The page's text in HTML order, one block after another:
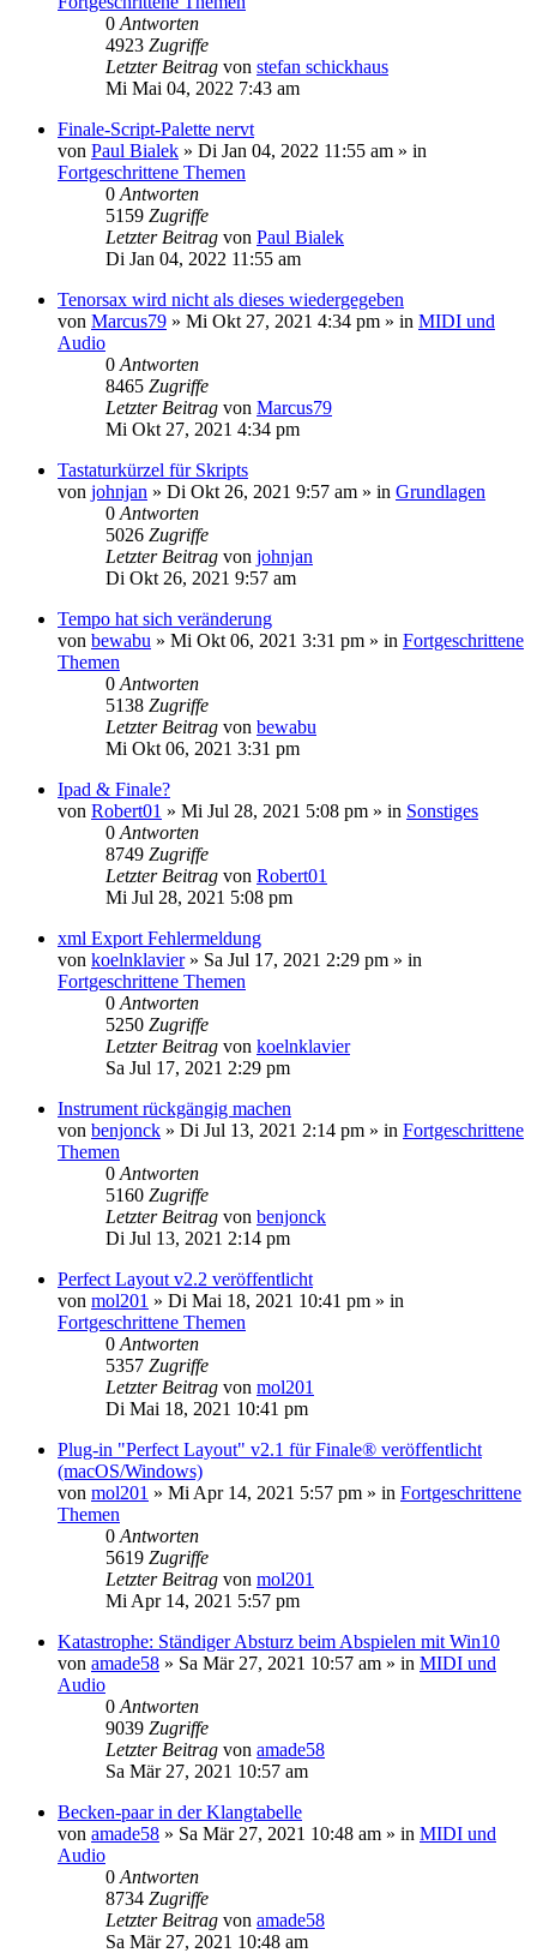
0 Antworten
4923 Zugriffe
Letzter Beitrag von stefan schickhaus
Mi Mai 04, 2022 7:43 am
Finale-Script-Palette nervt
von Paul Bialek » Di Jan 04, 2022 11:55 am » in
Fortgeschrittene Themen
0 Antworten
5159 Zugriffe
Letzter Beitrag von Paul Bialek
Di Jan 04, 2022 11:55 am
Tenorsax wird nicht als dieses wiedergegeben
von Marcus79 » Mi Okt 27, 2021 4:34 pm » in MIDI und
Audio
0 Antworten
8465 Zugriffe
Letzter Beitrag von Marcus79
Mi Okt 27, 2021 4:34 pm
Tastaturkürzel für Skripts
von johnjan » Di Okt 26, 2021 9:57 am » in Grundlagen
0 Antworten
5026 Zugriffe
Letzter Beitrag von johnjan
Di Okt 26, 2021 9:57 am
Tempo hat sich veränderung
von bewabu » Mi Okt 06, 2021 3:31 pm » in Fortgeschrittene
Themen
0 Antworten
5138 Zugriffe
Letzter Beitrag von bewabu
Mi Okt 06, 2021 3:31 pm
Ipad & Finale?
von Robert01 » Mi Jul 28, 2021 5:08 pm » in Sonstiges
0 Antworten
8749 Zugriffe
Letzter Beitrag von Robert01
Mi Jul 28, 2021 5:08 pm
xml Export Fehlermeldung
von koelnklavier» Sa Jul 17, 2021 2:29 pm » in
Fortgeschrittene Themen
0 Antworten
5250 Zugriffe
Letzter Beitrag von koelnklavier
Sa Jul 17, 2021 2:29 pm
Instrument rückgängig machen
von benjonck » Di Jul 13, 2021 2:14 pm » in Fortgeschrittene
Themen
0 Antworten
5160 Zugriffe
Letzter Beitrag von benjonck
Di Jul 13, 2021 2:14 pm
Perfect Layout v2.2 veröffentlicht
von mol201 » Di Mai 18, 2021 10:41 pm » in
Fortgeschrittene Themen
0 Antworten
5357 Zugriffe
Letzter Beitrag von mol201
Di Mai 18, 2021 10:41 pm
Plug-in "Perfect Layout" v2.1 für Finale® veröffentlicht
(macOS/Windows)
von mol201 » Mi Apr 14, 2021 5:57 pm » in Fortgeschrittene
Themen
0 Antworten
5619 Zugriffe
Letzter Beitrag von mol201
Mi Apr 14, 2021 5:57 pm
Katastrophe: Ständiger Absturz beim Abspielen mit Win10
von amade58 » Sa Mär 27, 2021 10:57 am » in MIDI und
Audio
0 Antworten
9039 Zugriffe
Letzter Beitrag von amade58
Sa Mär 27, 2021 10:57 am
Becken-paar in der Klangtabelle
von amade58 » Sa Mär 27, 2021 10:48 am » in MIDI und
Audio
0 Antworten
8734 Zugriffe
Letzter Beitrag von amade58
Sa Mär 27, 2021 10:48 am